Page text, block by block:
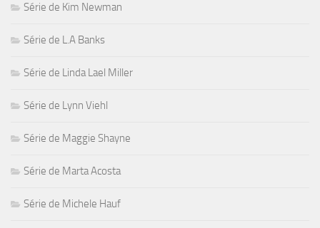
Série de Kim Newman
Série de L.A Banks
Série de Linda Lael Miller
Série de Lynn Viehl
Série de Maggie Shayne
Série de Marta Acosta
Série de Michele Hauf